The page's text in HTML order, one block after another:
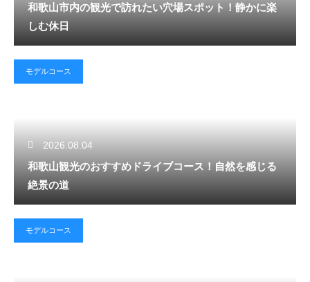
和歌山市内の観光で訪れたい穴場スポット！静かに楽
しむ休日
モデルコース
2026.08.04
和歌山観光のおすすめドライブコース！自然を感じる
絶景の道
モデルコース